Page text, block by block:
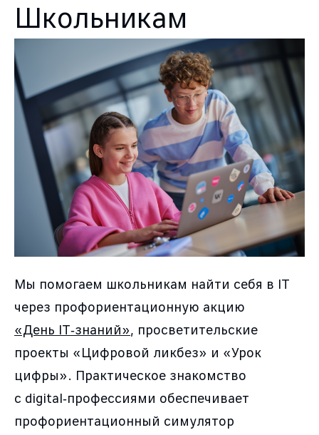
Школьникам
Мы помогаем школьникам найти себя в IT
через профориентационную акцию
«День IT‑знаний», просветительские
проекты «Цифровой ликбез» и «Урок
цифры». Практическое знакомство
с digital‑профессиями обеспечивает
профориентационный симулятор